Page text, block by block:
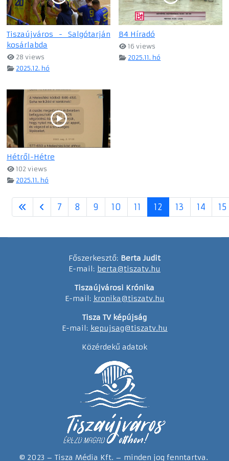
Tiszaújváros - Salgótarján
kosárlabda
28 views
2025.12. hó
B4 Híradó
16 views
2025.11. hó
Hétről-Hétre
102 views
2025.11. hó
7 8 9 10 11 12 13 14 15
Főszerkesztő: Berta Judit
E-mail: berta@tiszatv.hu
Tiszaújvárosi Krónika
E-mail: kronika@tiszatv.hu
Tisza TV képújság
E-mail: kepujsag@tiszatv.hu
Közérdekű adatok
© 2023 – Tisza Média Kft. – minden jog fenntartva.